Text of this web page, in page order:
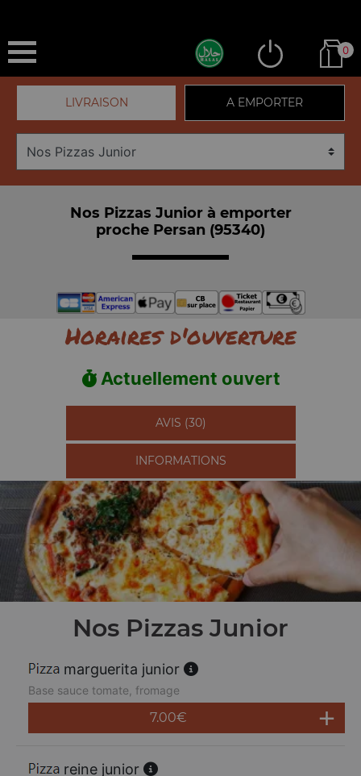
0
LIVRAISON A EMPORTER
Nos Pizzas Junior à emporter
proche Persan (95340)
Horaires d'ouverture
Actuellement ouvert
AVIS (30)
INFORMATIONS
Nos Pizzas Junior
marguerita junior
Base sauce tomate, fromage
7.00€
reine junior